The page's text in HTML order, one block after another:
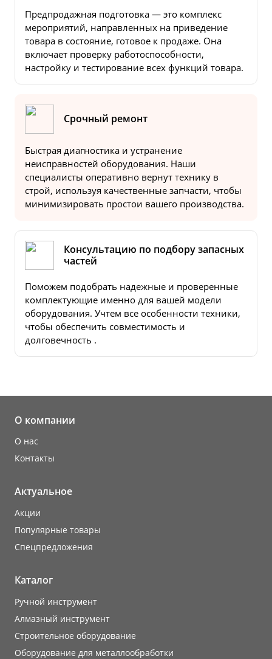
Предпродажная подготовка — это комплекс
мероприятий, направленных на приведение
товара в состояние, готовое к продаже. Она
включает проверку работоспособности,
настройку и тестирование всех функций товара.
Срочный ремонт
Быстрая диагностика и устранение
неисправностей оборудования. Наши
специалисты оперативно вернут технику в
строй, используя качественные запчасти, чтобы
минимизировать простои вашего производства.
Консультацию по подбору запасных
частей
Поможем подобрать надежные и проверенные
комплектующие именно для вашей модели
оборудования. Учтем все особенности техники,
чтобы обеспечить совместимость и
долговечность .
О компании
О нас
Контакты
Актуальное
Акции
Популярные товары
Cпецпредложения
Каталог
Ручной инструмент
Алмазный инструмент
Строительное оборудование
Оборудование для металлообработки